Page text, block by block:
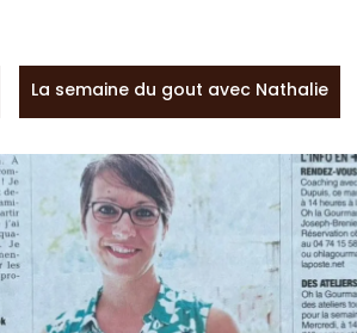
La semaine du gout avec Nathalie